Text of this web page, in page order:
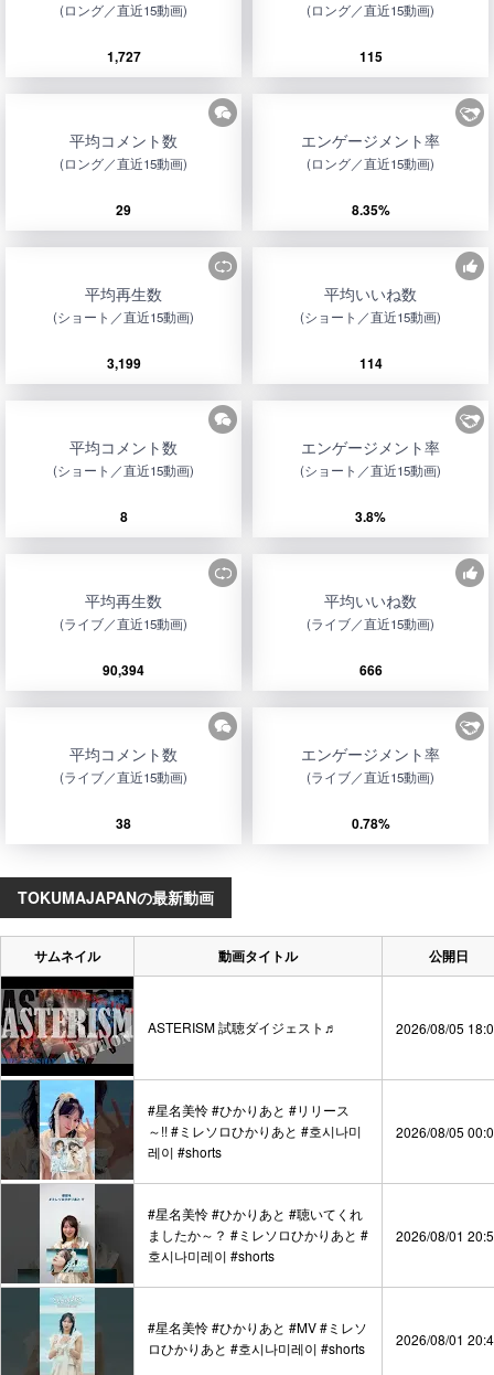
(ロング／直近15動画)
1,727
(ロング／直近15動画)
115
平均コメント数
(ロング／直近15動画)
29
エンゲージメント率
(ロング／直近15動画)
8.35%
平均再生数
(ショート／直近15動画)
3,199
平均いいね数
(ショート／直近15動画)
114
平均コメント数
(ショート／直近15動画)
8
エンゲージメント率
(ショート／直近15動画)
3.8%
平均再生数
(ライブ／直近15動画)
90,394
平均いいね数
(ライブ／直近15動画)
666
平均コメント数
(ライブ／直近15動画)
38
エンゲージメント率
(ライブ／直近15動画)
0.78%
TOKUMAJAPANの最新動画
サムネイル 動画タイトル 公開日
ASTERISM 試聴ダイジェスト♬ 2026/08/05
#星名美怜 #ひかりあと #リリース
～!! #ミレソロひかりあと #호시나미
레이 #shorts
2026/08/05
#星名美怜 #ひかりあと #聴いてくれ
ましたか～？ #ミレソロひかりあと #
호시나미레이 #shorts
2026/08/01
#星名美怜 #ひかりあと #MV #ミレソ
ロひかりあと #호시나미레이 #shorts
2026/08/01